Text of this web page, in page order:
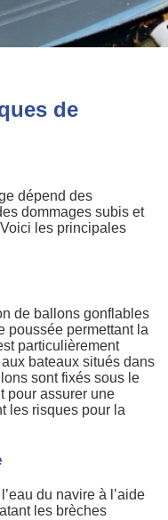
de
dépend des
dommages subis et
les principales
de ballons gonflables
poussée permettant la
particulièrement
bateaux situés dans
sont fixés sous le
pour assurer une
les risques pour la
du navire à l’aide
les brèches